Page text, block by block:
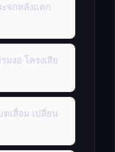
ะจกหลังแตก
มงอ โครงเสีย
เสื่อม เปลี่ยน